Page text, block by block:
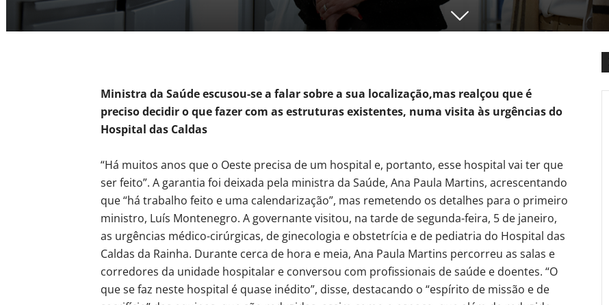
Ministra da Saúde escusou-se a falar sobre a sua localização,mas realçou que é
preciso decidir o que fazer com as estruturas existentes, numa visita às urgências do
Hospital das Caldas
“Há muitos anos que o Oeste precisa de um hospital e, portanto, esse hospital vai ter que
ser feito”. A garantia foi deixada pela ministra da Saúde, Ana Paula Martins, acrescentando
que “há trabalho feito e uma calendarização”, mas remetendo os detalhes para o primeiro
ministro, Luís Montenegro. A governante visitou, na tarde de segunda-feira, 5 de janeiro,
as urgências médico-cirúrgicas, de ginecologia e obstetrícia e de pediatria do Hospital das
Caldas da Rainha. Durante cerca de hora e meia, Ana Paula Martins percorreu as salas e
corredores da unidade hospitalar e conversou com profissionais de saúde e doentes. “O
que se faz neste hospital é quase inédito”, disse, destacando o “espírito de missão e de